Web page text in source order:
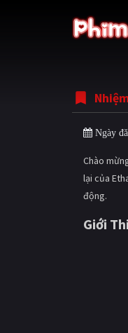
Ngày
Chào
lại của
động.
Giới